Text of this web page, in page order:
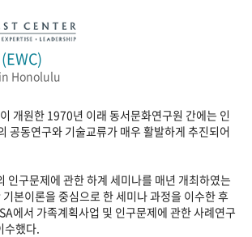
Honolulu
개원한 1970년 이래 동서문화연구원 간에는 인
공동연구와 기술교류가 매우 활발하게 추진되어
인구문제에 관한 하계 세미나를 매년 개최하였는
본이론을 중심으로 한 세미나 과정을 이수한 후
에서 가족계획사업 및 인구문제에 관한 사례연구
했다.